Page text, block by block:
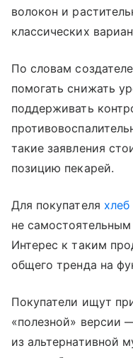
волокон и
классических
По словам
помогать снижать
поддерживать
такие заявления
позицию пекарей.
Для покупателя хлеб
не
Интерес к таким
общего тренда на
Покупатели ищут
«полезной» версии
из альтернативной